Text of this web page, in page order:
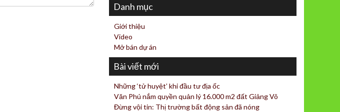
Danh mục
Giới thiệu
Video
Mở bán dự án
Bài viết mới
Những ‘tử huyệt’ khi đầu tư địa ốc
Văn Phú nắm quyền quản lý 16.000 m2 đất Giảng Võ
Đừng vội tin: Thị trường bất động sản đã nóng